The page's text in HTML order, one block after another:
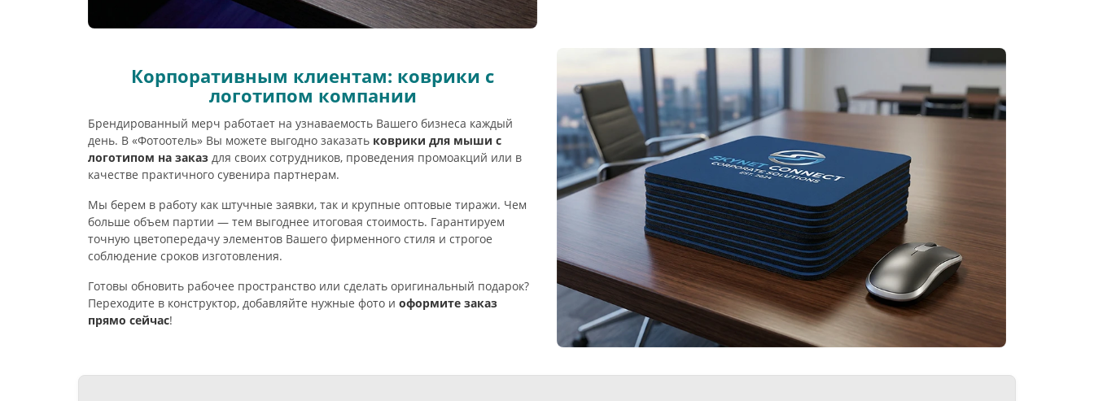
Корпоративным клиентам: коврики с
логотипом компании
Брендированный мерч работает на узнаваемость Вашего бизнеса каждый
день. В «Фотоотель» Вы можете выгодно заказать коврики для мыши с
логотипом на заказ для своих сотрудников, проведения промоакций или в
качестве практичного сувенира партнерам.
Мы берем в работу как штучные заявки, так и крупные оптовые тиражи. Чем
больше объем партии — тем выгоднее итоговая стоимость. Гарантируем
точную цветопередачу элементов Вашего фирменного стиля и строгое
соблюдение сроков изготовления.
Готовы обновить рабочее пространство или сделать оригинальный подарок?
Переходите в конструктор, добавляйте нужные фото и оформите заказ
прямо сейчас!